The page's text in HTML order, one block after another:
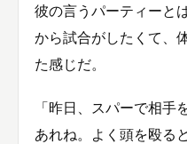
彼の言うパーティーと
から試合がしたくて、
た感じだ。
「昨日、スパーで相手
あれね。よく頭を殴る